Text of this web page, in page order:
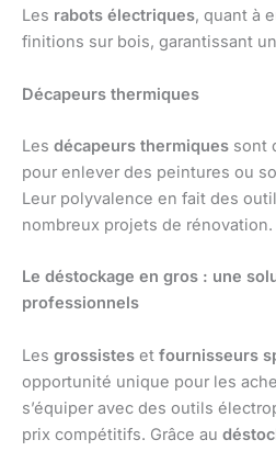
Les rabots électriques, quant à
finitions sur bois, garantissant
Décapeurs thermiques
Les décapeurs thermiques sont
pour enlever des peintures ou
Leur polyvalence en fait des
nombreux projets de rénovation.
Le déstockage en gros : une
professionnels
Les grossistes et fournisseurs
opportunité unique pour les
s’équiper avec des outils
prix compétitifs. Grâce au